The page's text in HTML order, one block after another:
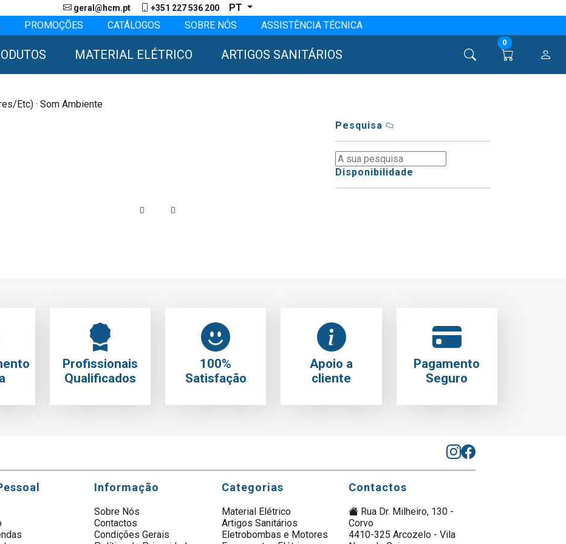
geral@hcm.pt +351 227 536 200
PT
PROMOÇÕES CATÁLOGOS SOBRE NÓS ASSISTÊNCIA TÉCNICA
MATERIAL ELÉTRICO ARTIGOS SANITÁRIOS
0
etc)· Som Ambiente
Pesquisa
Disponibilidade
Profissionais
Qualificados
100%
Satisfação
Apoio a
cliente
Pagamento
Seguro
Informação
Sobre Nós
Contactos
Condições Gerais
Categorias
Material Elétrico
Artigos Sanitários
Eletrobombas e Motores
Contactos
Rua Dr. Milheiro, 130 -
Corvo
4410-325 Arcozelo - Vila